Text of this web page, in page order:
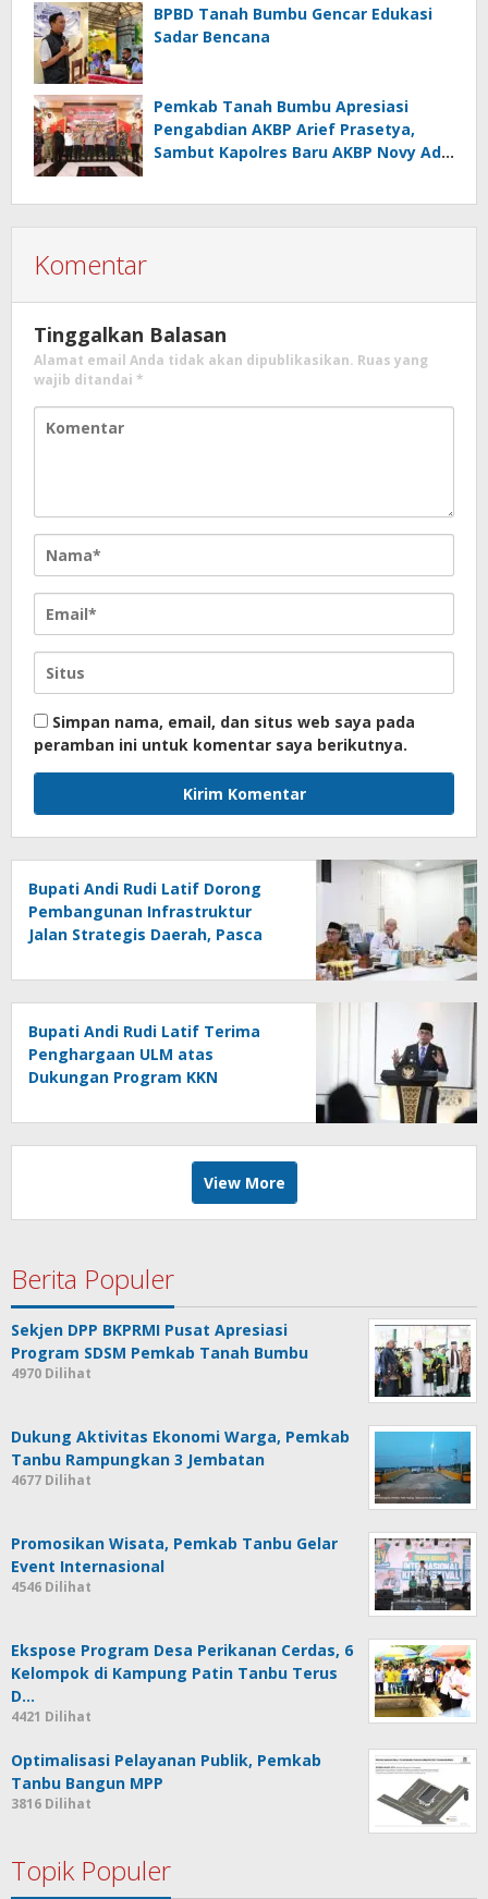
BPBD Tanah Bumbu Gencar Edukasi
Sadar Bencana
Pemkab Tanah Bumbu Apresiasi
Pengabdian AKBP Arief Prasetya,
Sambut Kapolres Baru AKBP Novy Adi
Komentar
Tinggalkan Balasan
Alamat email Anda tidak akan dipublikasikan. Ruas yang
wajib ditandai *
Simpan nama, email, dan situs web saya pada
peramban ini untuk komentar saya berikutnya.
Bupati Andi Rudi Latif Dorong
Pembangunan Infrastruktur
Jalan Strategis Daerah, Pasca
Bupati Andi Rudi Latif Terima
Penghargaan ULM atas
Dukungan Program KKN
View More
Berita Populer
Sekjen DPP BKPRMI Pusat Apresiasi
Program SDSM Pemkab Tanah Bumbu
4970 Dilihat
Dukung Aktivitas Ekonomi Warga, Pemkab
Tanbu Rampungkan 3 Jembatan
4677 Dilihat
Promosikan Wisata, Pemkab Tanbu Gelar
Event Internasional
4546 Dilihat
Ekspose Program Desa Perikanan Cerdas, 6
Kelompok di Kampung Patin Tanbu Terus
D…
4421 Dilihat
Optimalisasi Pelayanan Publik, Pemkab
Tanbu Bangun MPP
3816 Dilihat
Topik Populer